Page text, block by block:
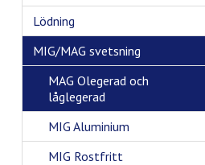
Lödning
MIG/MAG svetsning
MAG Olegerad och
låglegerad
MIG Aluminium
MIG Rostfritt